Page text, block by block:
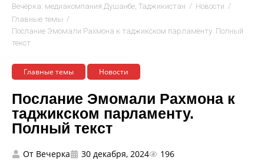
Вечёрка: медиакомпания Душанбе, Таджикистан / Новости /
Главные темы /
Послание Эмомали Рахмона к таджикском парламенту. Полный
текст
Главные темы Новости
Послание Эмомали Рахмона к
таджикском парламенту.
Полный текст
От Вечерка 30 декабря, 2024 196